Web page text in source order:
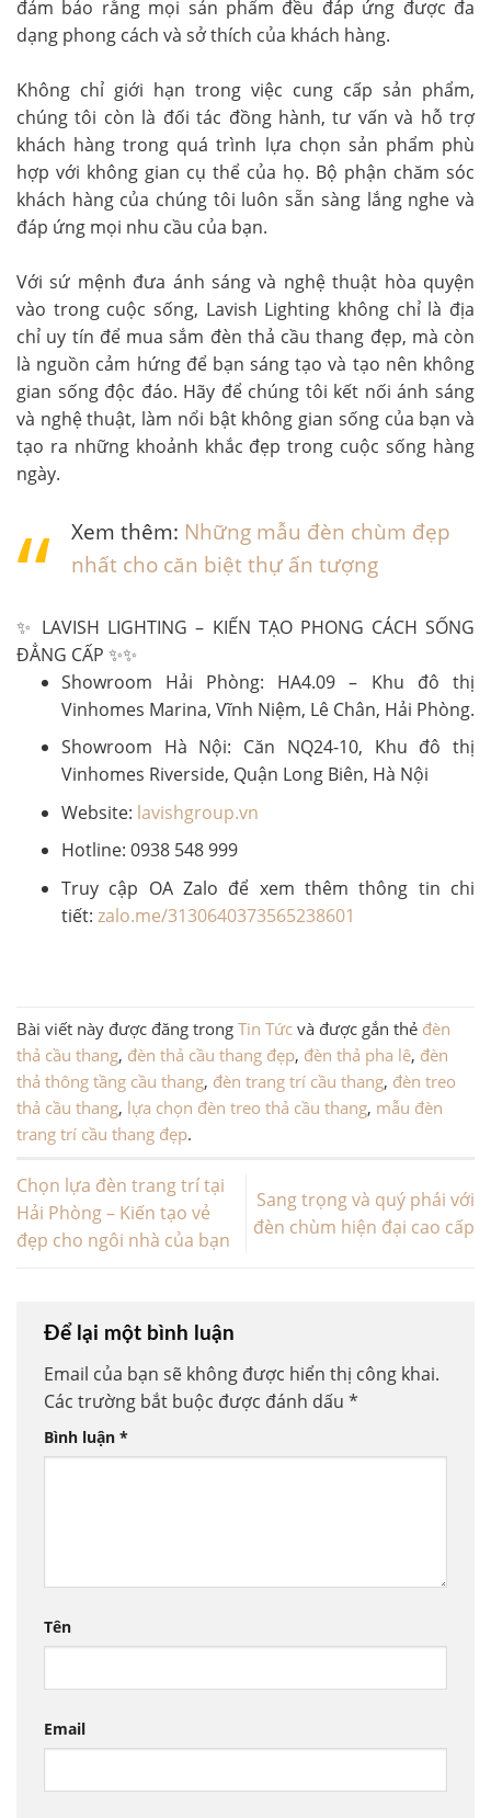
đảm bảo rằng mọi sản phẩm đều đáp ứng được đa
dạng phong cách và sở thích của khách hàng.
Không chỉ giới hạn trong việc cung cấp sản phẩm,
chúng tôi còn là đối tác đồng hành, tư vấn và hỗ trợ
khách hàng trong quá trình lựa chọn sản phẩm phù
hợp với không gian cụ thể của họ. Bộ phận chăm sóc
khách hàng của chúng tôi luôn sẵn sàng lắng nghe và
đáp ứng mọi nhu cầu của bạn.
Với sứ mệnh đưa ánh sáng và nghệ thuật hòa quyện
vào trong cuộc sống, Lavish Lighting không chỉ là địa
chỉ uy tín để mua sắm đèn thả cầu thang đẹp, mà còn
là nguồn cảm hứng để bạn sáng tạo và tạo nên không
gian sống độc đáo. Hãy để chúng tôi kết nối ánh sáng
và nghệ thuật, làm nổi bật không gian sống của bạn và
tạo ra những khoảnh khắc đẹp trong cuộc sống hàng
ngày.
Xem thêm: Những mẫu đèn chùm đẹp
nhất cho căn biệt thự ấn tượng
✨ LAVISH LIGHTING – KIẾN TẠO PHONG CÁCH SỐNG
ĐẲNG CẤP ✨✨
Showroom Hải Phòng: HA4.09 – Khu đô thị
Vinhomes Marina, Vĩnh Niệm, Lê Chân, Hải Phòng.
Showroom Hà Nội: Căn NQ24-10, Khu đô thị
Vinhomes Riverside, Quận Long Biên, Hà Nội
Website: lavishgroup.vn
Hotline: 0938 548 999
Truy cập OA Zalo để xem thêm thông tin chi
tiết: zalo.me/3130640373565238601
Bài viết này được đăng trong Tin Tức và được gắn thẻ đèn
thả cầu thang, đèn thả cầu thang đẹp, đèn thả pha lê, đèn
thả thông tầng cầu thang, đèn trang trí cầu thang, đèn treo
thả cầu thang, lựa chọn đèn treo thả cầu thang, mẫu đèn
trang trí cầu thang đẹp.
Chọn lựa đèn trang trí tại
Hải Phòng – Kiến tạo vẻ
đẹp cho ngôi nhà của bạn
Sang trọng và quý phái với
đèn chùm hiện đại cao cấp
Để lại một bình luận
Email của bạn sẽ không được hiển thị công khai.
Các trường bắt buộc được đánh dấu *
Bình luận *
Tên
Email